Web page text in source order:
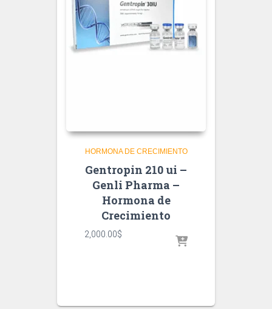
HORMONA DE CRECIMIENTO
Gentropin 210 ui –
Genli Pharma –
Hormona de
Crecimiento
2,000.00$